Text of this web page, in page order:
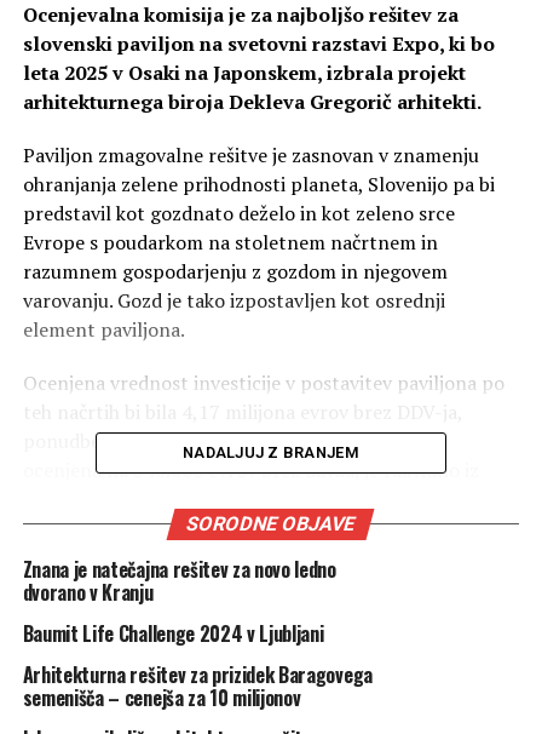
Ocenjevalna komisija je za najboljšo rešitev za
slovenski paviljon na svetovni razstavi Expo, ki bo
leta 2025 v Osaki na Japonskem, izbrala projekt
arhitekturnega biroja Dekleva Gregorič arhitekti.
Paviljon zmagovalne rešitve je zasnovan v znamenju
ohranjanja zelene prihodnosti planeta, Slovenijo pa bi
predstavil kot gozdnato deželo in kot zeleno srce
Evrope s poudarkom na stoletnem načrtnem in
razumnem gospodarjenju z gozdom in njegovem
varovanju. Gozd je tako izpostavljen kot osrednji
element paviljona.
Ocenjena vrednost investicije v postavitev paviljona po
ponudbena cena projektne dokumentacije pa je
ocenjena na 540.000 evrov brez davka, je razvidno iz
naročil. Prva nagrada je vredna 9000 evrov.
NADALJUJ Z BRANJEM
SORODNE OBJAVE
Znana je natečajna rešitev za novo ledno
dvorano v Kranju
Baumit Life Challenge 2024 v Ljubljani
Arhitekturna rešitev za prizidek Baragovega
semenišča – cenejša za 10 milijonov